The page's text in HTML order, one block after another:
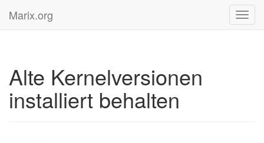
Marix.org
Alte Kernelversionen
installiert behalten